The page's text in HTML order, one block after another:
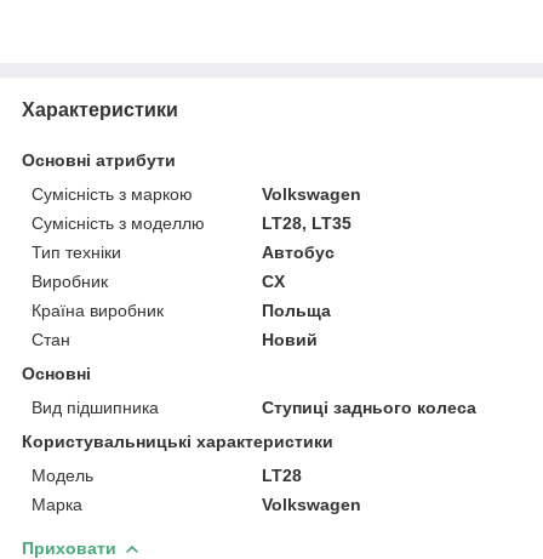
Характеристики
Основні атрибути
Сумісність з маркою
Volkswagen
Сумісність з моделлю
LT28, LT35
Тип техніки
Автобус
Виробник
CX
Країна виробник
Польща
Стан
Новий
Основні
Вид підшипника
Ступиці заднього колеса
Користувальницькі характеристики
Модель
LT28
Марка
Volkswagen
Приховати